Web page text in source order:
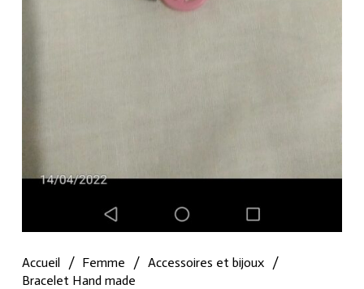
Accueil / Femme / Accessoires et bijoux
/
Bracelet Hand made